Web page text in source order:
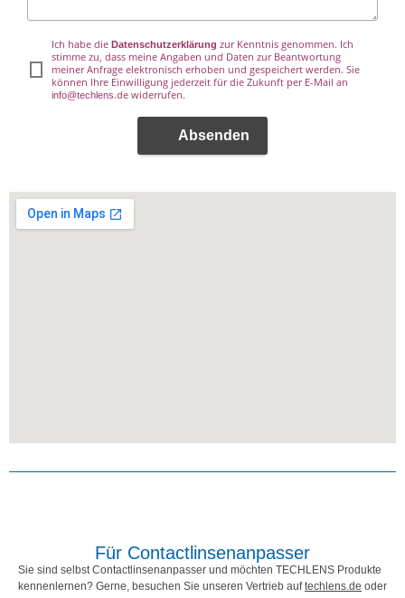
Ich habe die Datenschutzerklärung zur Kenntnis genommen. Ich
stimme zu, dass meine Angaben und Daten zur Beantwortung
meiner Anfrage elektronisch erhoben und gespeichert werden. Sie
können Ihre Einwilligung jederzeit für die Zukunft per E-Mail an
info@techlens.de widerrufen.
Absenden
Für Contactlinsenanpasser
Sie sind selbst Contactlinsenanpasser und möchten TECHLENS Produkte
kennenlernen? Gerne, besuchen Sie unseren Vertrieb auftechlens.de oder